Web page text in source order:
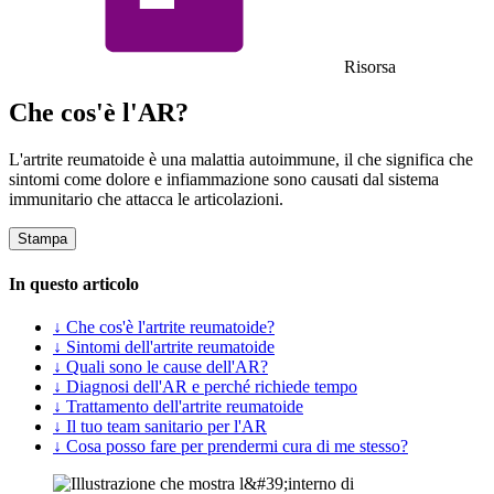
Risorsa
Che cos'è l'AR?
L'artrite reumatoide è una malattia autoimmune, il che significa che
sintomi come dolore e infiammazione sono causati dal sistema
immunitario che attacca le articolazioni.
Stampa
In questo articolo
↓ Che cos'è l'artrite reumatoide?
↓ Sintomi dell'artrite reumatoide
↓ Quali sono le cause dell'AR?
↓ Diagnosi dell'AR e perché richiede tempo
↓ Trattamento dell'artrite reumatoide
↓ Il tuo team sanitario per l'AR
↓ Cosa posso fare per prendermi cura di me stesso?